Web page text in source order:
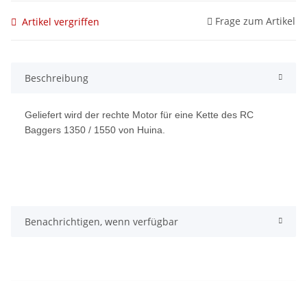
Artikel vergriffen Frage zum Artikel
Beschreibung
Geliefert wird der rechte Motor für eine Kette des RC
Baggers 1350 / 1550 von Huina.
Benachrichtigen, wenn verfügbar